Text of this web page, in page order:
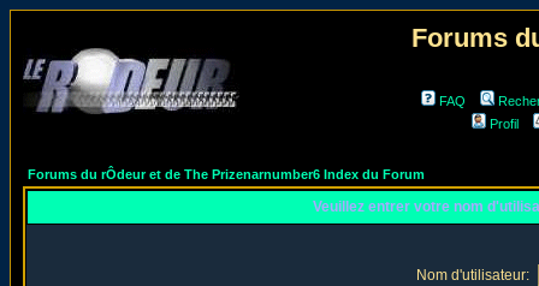
Forums
FAQ
Profil
Forums du rÔdeur et de The Prizenarnumber6 Index du Forum
Veuillez entrer votre nom
Nom d'utilisateur: